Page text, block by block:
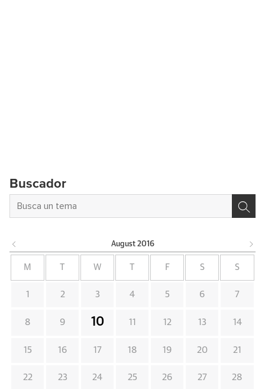
Buscador
August 2016
M W F S S
1 2 3 4 5 6 7
8 9 10 11 12 13 14
15 16 17 18 19 20 21
22 23 24 25 26 27 28